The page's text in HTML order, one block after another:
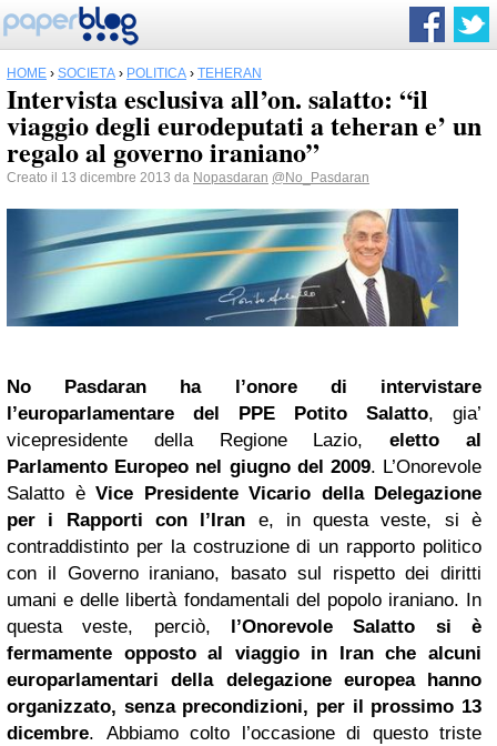
HOME › SOCIETÀ › POLITICA › TEHERAN
Intervista esclusiva all’on. salatto: “il
viaggio degli eurodeputati a teheran e’ un
regalo al governo iraniano”
Creato il 13 dicembre 2013 da Nopasdaran @No_Pasdaran
No Pasdaran ha l’onore di intervistare
l’europarlamentare del PPE Potito Salatto, gia’
vicepresidente della Regione Lazio,eletto al
Parlamento Europeo nel giugno del 2009. L’Onorevole
Salatto è Vice Presidente Vicario della Delegazione
per i Rapporti con l’Iran e, in questa veste, si è
contraddistinto per la costruzione di un rapporto politico
con il Governo iraniano, basato sul rispetto dei diritti
umani e delle libertà fondamentali del popolo iraniano. In
questa veste, perciò, l’Onorevole Salatto si è
fermamente opposto al viaggio in Iran che alcuni
europarlamentari della delegazione europea hanno
organizzato, senza precondizioni, per il prossimo 13
dicembre. Abbiamo colto l’occasione di questo triste